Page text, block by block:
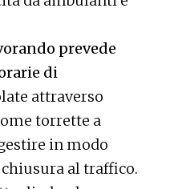
prevede
di
attraverso
torrette a
in modo
al traffico.